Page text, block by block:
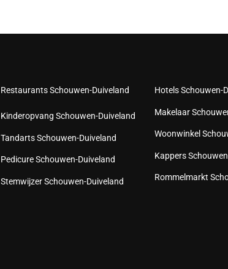
Restaurants Schouwen-Duiveland
Kinderopvang Schouwen-Duiveland
Tandarts Schouwen-Duiveland
Pedicure Schouwen-Duiveland
Stemwijzer Schouwen-Duiveland
Hotels Schouwen-
Makelaar
Woonwinkel
Kappers
Rommelmarkt